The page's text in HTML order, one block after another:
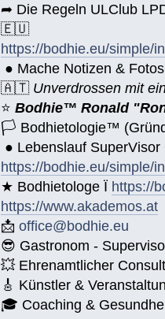
➦ Die Regeln ULClub
🇪🇺
https://bodhie.eu/simple/
● Mache Notizen &
🇦🇹 Unverdrossen mit
⭐️Bodhie™ Ronald
🏳 Bodhietologie™
● Lebenslauf
https://bodhie.eu/simple/
★ Bodhietologe Ï https://
https://www.akademos.at
📩office@bodhie.eu
😎 Gastronom -
💥 Ehrenamtlicher
🎸 Künstler &
🎓 Coaching &